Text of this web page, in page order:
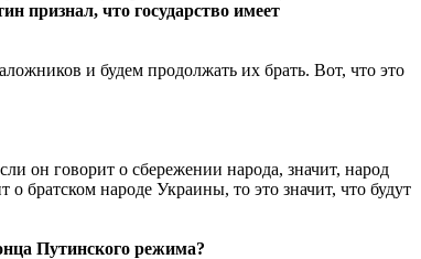
признал, что государство имеет
и будем продолжать их брать. Вот, что это
он говорит о сбережении народа, значит, народ
братском народе Украины, то это значит, что будут
Путинского режима?